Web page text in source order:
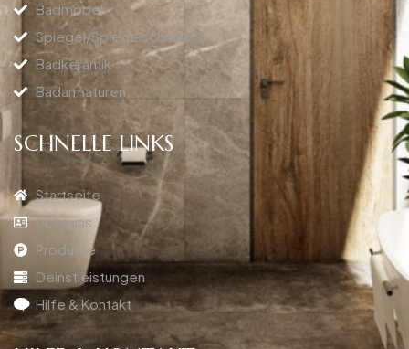
Badmöbel
Spiegel/Spiegelschrank
Badkeramik
Badarmaturen
SCHNELLE LINKS
Startseite
Über uns
Produkte
Deinstleistungen
Hilfe & Kontakt